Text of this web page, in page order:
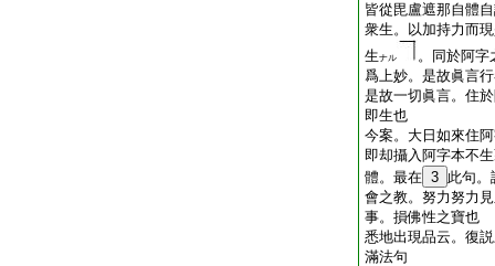
皆從毘盧遮那自體
衆生。以加持力而
生ナル
。同於阿字
爲上妙。是故眞言
是故一切眞言。住
即生也
今案。大日如來住
即却攝入阿字本不
體。最在 3 此句。
會之教。努力努力
事。損佛性之寶也
悉地出現品云。復
滿法句